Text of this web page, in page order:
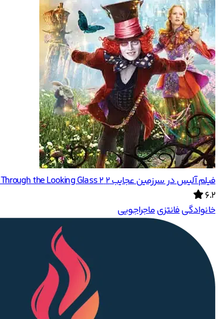
فیلم آلیس در سرزمین عجایب ۲ Alice Through the Looking Glass 2
6.2
خانوادگیفانتزیماجراجویی